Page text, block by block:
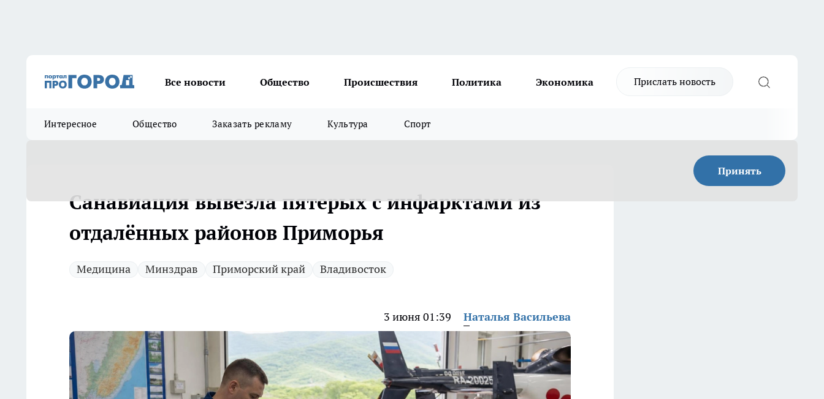
Все новости Общество Происшествия Политика Экономика Прислать новость
Интересное Общество Заказать рекламу Культура Спорт
Принять
Санавиация вывезла пятерых с инфарктами из
отдалённых районов Приморья
Медицина Минздрав Приморский край Владивосток
3 июня 01:39 Наталья Васильева